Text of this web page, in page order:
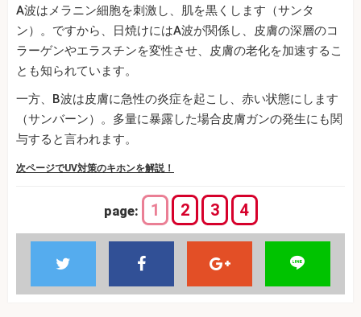
A波はメラニン細胞を刺激し、肌を黒くします（サンタ
ン）。ですから、日焼けにはA波が関係し、皮膚の深層のコ
ラーゲンやエラスチンを変性させ、皮膚の老化を加速するこ
とも知られています。
一方、B波は皮膚に急性の炎症を起こし、赤い状態にします
（サンバーン）。多量に暴露した場合皮膚ガンの発生にも関
与すると言われます。
次ページでUV対策のキホンを解説！
page: 1 2 3 4